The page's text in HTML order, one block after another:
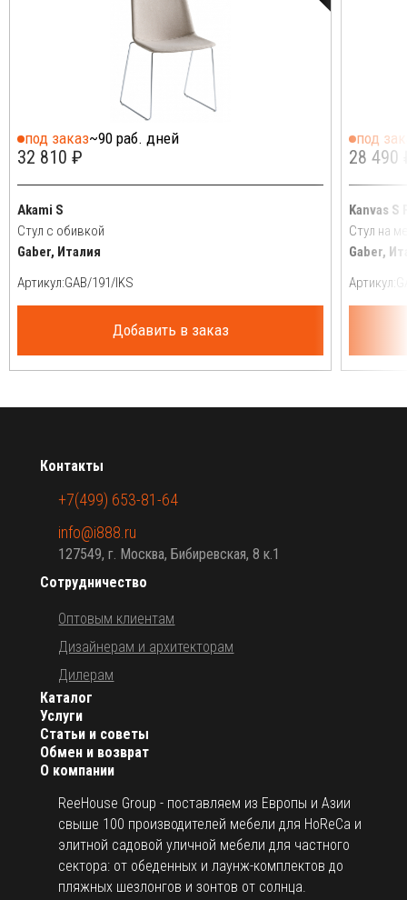
под заказ~90 раб. дней
32 810 ₽
Akami S
Cтул с обивкой
Gaber, Италия
Артикул:
Добавить в заказ
под
28 490
Kanvas S
Стул на
Gaber,
Артикул:
О компании
ReeHouse Group - поставляем из Европы и Азии
свыше 100 производителей мебели для HoReCa и
элитной садовой уличной мебели для частного
сектора: от обеденных и лаунж-комплектов до
пляжных шезлонгов и зонтов от солнца.
Каталог
Услуги
Статьи и советы
Обмен и возврат
Сотрудничество
Оптовым клиентам
Дизайнерам и архитекторам
Дилерам
Контакты
+7(499) 653-81-64
info@i888.ru
127549, г. Москва, Бибиревская, 8 к.1